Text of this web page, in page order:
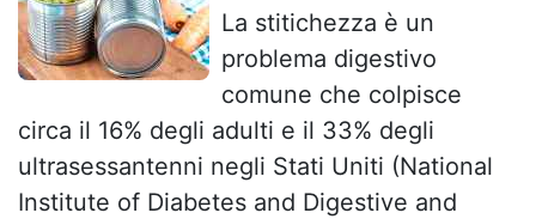
La stitichezza è un
problema digestivo
comune che colpisce
circa il 16% degli adulti e il 33% degli
ultrasessantenni negli Stati Uniti (National
Institute of Diabetes and Digestive and